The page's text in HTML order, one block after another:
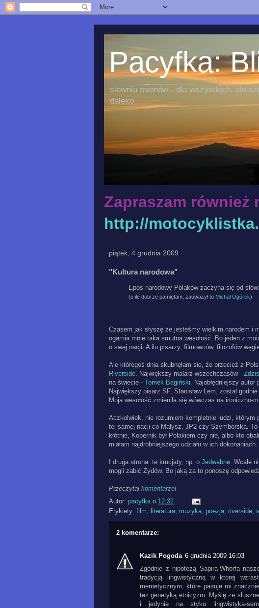
Pacyfka:
siewnia memów - dla wszystkich, ale
daleko...
Zapraszam
http://
piątek, 4 grudnia 2009
"Kultura narodowa"
Epos narodowy Polaków zaczyna się od
(o ile dobrze pamiętam, zauważył to Michał Ogórek)
Czasem jak słyszę że jesteśmy wielkim narodem i
ogarnia mnie taka smutna wesołość. Bo jeden z
o swej nacji. A ilu pisarzy, filmowców, filozofów
Ale któregoś dnia skubnęłam się, że przecież z
Riverside. Największy malarz wszechczasów -
na świecie - Tomek Bagiński. Najobłędniejszy
Największy pisarz SF, Stanisław Lem, został
Moja wesołość zmieniła się wówczas na ironiczno-
Aczkolwiek, nie rozumiem kompletnie ludzi, którym
tej samej nacji co Małysz, JP2 czy Szymborska.
kłótnie, Kopernik był Polakiem czy nie, albo kto
miałam najdrobniejszego udziału w ich dokonaniach.
I druga strona: te krucjaty, np. o Jedwabne. Wcale
mogli zabić Żydów. Bo jaką za to ponoszę
Przeczytaj komentarze!
Autor: pacyfka o 12:32
Etykiety: film literatura muzyka poezja riverside
2 komentarze:
Kazik Pogoda 6 grudnia 2009 16:03
Zgodnie z hipotezą Sapira-Whorfa
tradycją lingwistyczną w której
memetycznym, które pasuje mi
też genetyką etnicyzm. Myślę że
i jedynie na styku lingwistyka-